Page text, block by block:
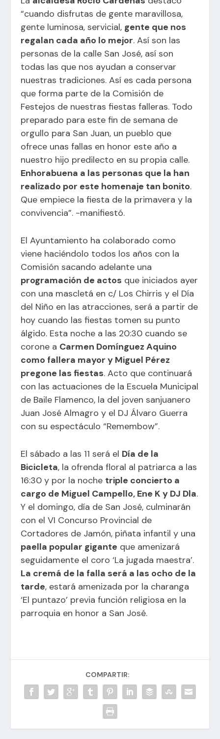
“cuando disfrutas de gente maravillosa,
gente luminosa, servicial, gente que nos
regalan cada año lo mejor. Así son las
personas de la calle San José, así son
todas las que nos ayudan a conservar
nuestras tradiciones. Así es cada persona
que forma parte de la Comisión de
Festejos de nuestras fiestas falleras. Todo
preparado para este fin de semana de
orgullo para San Juan, un pueblo que
ofrece unas fallas en honor este año a
nuestro hijo predilecto en su propia calle.
Enhorabuena a las personas que la han
realizado por este homenaje tan bonito.
Que empiece la fiesta de la primavera y la
convivencia”. -manifiestó.
El Ayuntamiento ha colaborado como
viene haciéndolo todos los años con la
Comisión sacando adelante una
programación de actos que iniciados ayer
con una mascletá en c/ Los Chirris y el Día
del Niño en las atracciones, será a partir de
hoy cuando las fiestas tomen su punto
álgido. Esta noche a las 20:30 cuando se
corone a Carmen Domínguez Aquino
como fallera mayor y Miguel Pérez
pregone las fiestas. Acto que continuará
con las actuaciones de la Escuela Municipal
de Baile Flamenco, la del joven sanjuanero
Juan José Almagro y el DJ Álvaro Guerra
con su espectáculo “Remembow”.
El sábado a las 11 será el Día de la
Bicicleta, la ofrenda floral al patriarca a las
16:30 y por la noche triple concierto a
cargo de Miguel Campello, Ene K y DJ Dla.
Y el domingo, día de San José, culminarán
con el VI Concurso Provincial de
Cortadores de Jamón, piñata infantil y una
paella popular gigante que amenizará
seguidamente el coro ‘La jugada maestra’.
La cremá de la falla será a las ocho de la
tarde, estará amenizada por la charanga
‘El puntazo’ previa función religiosa en la
parroquia en honor a San José.
COMPARTIR: